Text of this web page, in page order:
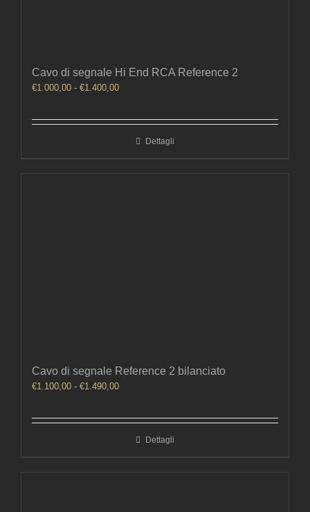
Cavo di segnale Hi End RCA Reference 2
€1.000,00 - €1.400,00Fascia
€1.000,00Dettagli
Cavo di segnale Reference 2 bilanciato
€1.100,00 - €1.490,00Fascia
€1.100,00Dettagli